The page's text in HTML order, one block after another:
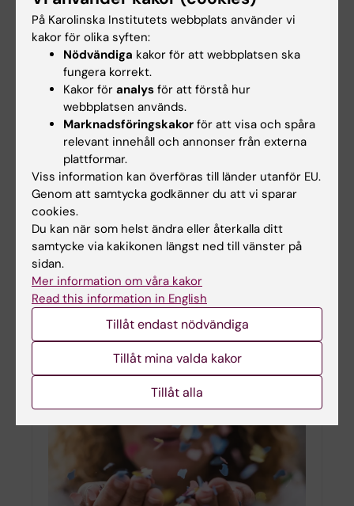
inblick i de molekylära mekanismer som ligger
bakom instabil ateroskleros, en av de viktigaste
orsakerna…
Ulf Hedin utsedd till årets Baszucki Visiting
Professor vid Stanford University
2025-11-26 11:24
Den 21–22 oktober gästade Ulf Hedin, professor i
experimentell kärlkirurgi vid Institutionen för
molekylär medicin och kirurgi, Stanford University i
San Francisco.
På Karolinska Institutets webbplats använder vi
kakor för olika syften:
Nödvändiga kakor för att webbplatsen ska
fungera korrekt.
Kakor för analys för att förstå hur
webbplatsen används.
Marknadsföringskakor för att visa och spåra
relevant innehåll och annonser från externa
plattformar.
Viss information kan överföras till länder utanför EU.
Genom att samtycka godkänner du att vi sparar
cookies.
Du kan när som helst ändra eller återkalla ditt
samtycke via kakikonen längst ned till vänster på
sidan.
Mer information om våra kakor
Read this information in English
Tillåt endast nödvändiga
Tillåt mina valda kakor
Tillåt alla